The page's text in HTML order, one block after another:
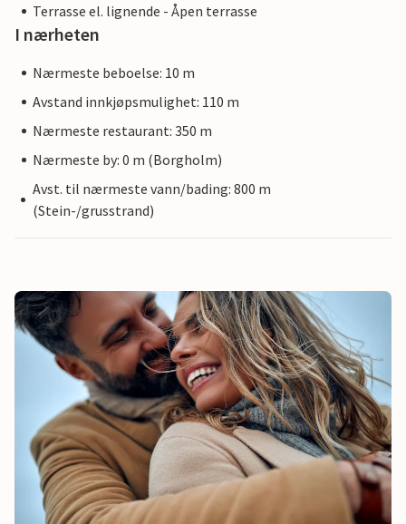
Terrasse el. lignende - Åpen terrasse
I nærheten
Nærmeste beboelse: 10 m
Avstand innkjøpsmulighet: 110 m
Nærmeste restaurant: 350 m
Nærmeste by: 0 m (Borgholm)
Avst. til nærmeste vann/bading: 800 m
(Stein-/grusstrand)